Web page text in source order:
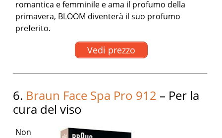
romantica e femminile e ama il profumo della
primavera, BLOOM diventerà il suo profumo
preferito.
Vedi prezzo
6. Braun Face Spa Pro 912 – Per la
cura del viso
Non